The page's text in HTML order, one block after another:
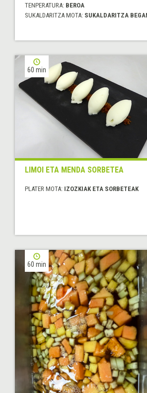
TENPERATURA: BEROA
SUKALDARITZA MOTA: SUKALDARITZA
60 min
LIMOI ETA MENDA SORBETEA
PLATER MOTA: IZOZKIAK ETA SORBETEAK
60 min